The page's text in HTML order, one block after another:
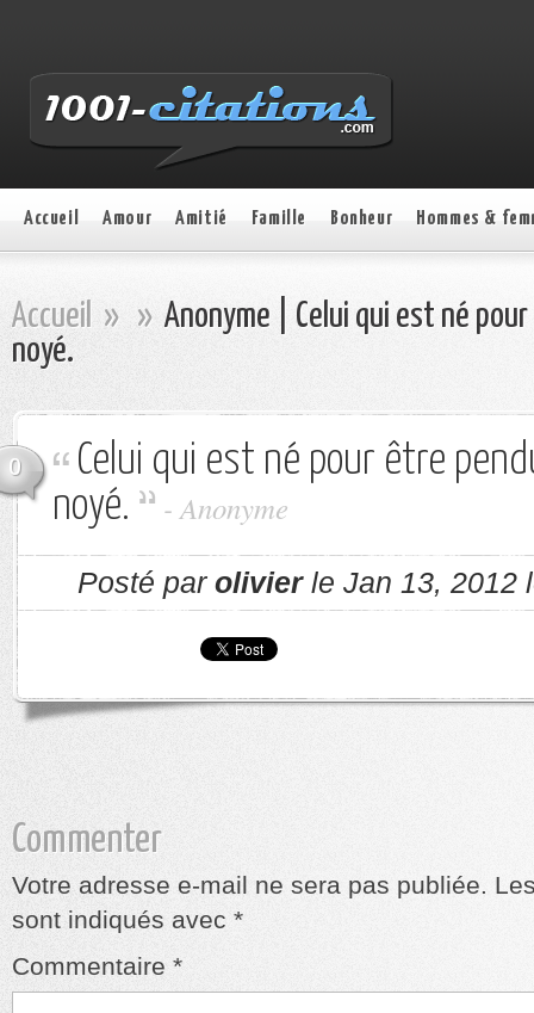
Accueil Amour Amitié Famille Bonheur Hommes &
Accueil » » Anonyme | Celui qui est né
noyé.
0
Celui qui est né pour être
noyé.
- Anonyme
Posté par olivierle Jan 13, 2012
Commenter
Votre adresse e-mail ne sera pas publiée.
sont indiqués avec *
Commentaire *